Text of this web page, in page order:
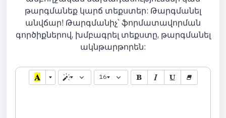
թարգմանեք կարճ տեքստեր: Թարգմանել
անվճար! Թարգմանիչ՝ ֆորմատավորման
գործիքներով, խմբագրել տեքստը, թարգմանել
ակնթարթորեն:
16